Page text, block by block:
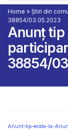
Home » Știri din
38854/03.05.2023
Anunț tip
38854/
Anunt-tip-erata-la-